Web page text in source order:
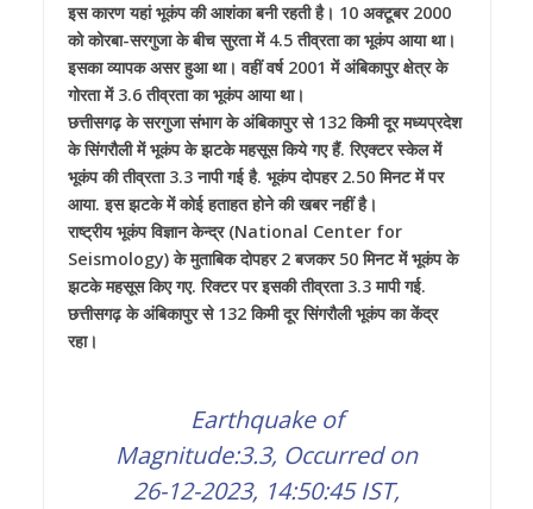
इस कारण यहां भूकंप की आशंका बनी रहती है। 10 अक्टूबर 2000
को कोरबा-सरगुजा के बीच सुरता में 4.5 तीव्रता का भूकंप आया था।
इसका व्यापक असर हुआ था। वहीं वर्ष 2001 में अंबिकापुर क्षेत्र के
गोरता में 3.6 तीव्रता का भूकंप आया था।
छत्तीसगढ़ के सरगुजा संभाग के अंबिकापुर से 132 किमी दूर मध्यप्रदेश
के सिंगरौली में भूकंप के झटके महसूस किये गए हैं. रिएक्टर स्केल में
भूकंप की तीव्रता 3.3 नापी गई है. भूकंप दोपहर 2.50 मिनट में पर
आया. इस झटके में कोई हताहत होने की खबर नहीं है।
राष्ट्रीय भूकंप विज्ञान केन्द्र (National Center for
Seismology) के मुताबिक दोपहर 2 बजकर 50 मिनट में भूकंप के
झटके महसूस किए गए. रिक्टर पर इसकी तीव्रता 3.3 मापी गई.
छत्तीसगढ़ के अंबिकापुर से 132 किमी दूर सिंगरौली भूकंप का केंद्र
रहा।
Earthquake of
Magnitude:3.3, Occurred on
26-12-2023, 14:50:45 IST,